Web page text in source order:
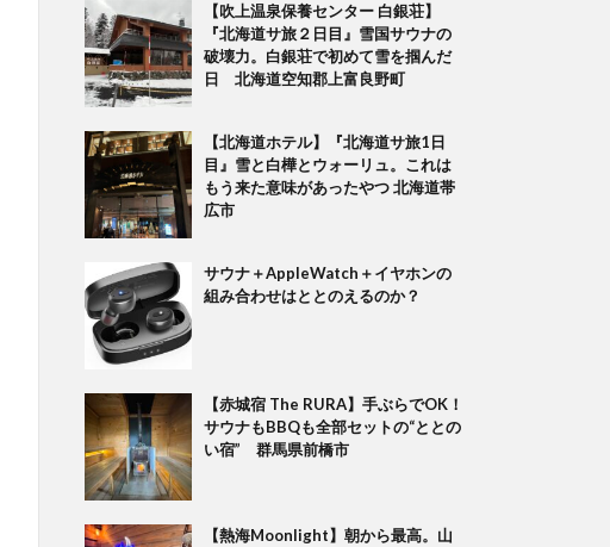
【吹上温泉保養センター 白銀荘】
『北海道サ旅２日目』雪国サウナの
破壊力。白銀荘で初めて雪を掴んだ
日 北海道空知郡上富良野町
【北海道ホテル】『北海道サ旅1日
目』雪と白樺とウォーリュ。これは
もう来た意味があったやつ 北海道帯
広市
サウナ＋AppleWatch＋イヤホンの
組み合わせはととのえるのか？
【赤城宿 The RURA】手ぶらでOK！
サウナもBBQも全部セットの“ととの
い宿” 群馬県前橋市
【熱海Moonlight】朝から最高。山